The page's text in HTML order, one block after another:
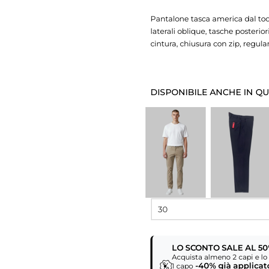
Pantalone tasca america dal
laterali oblique, tasche
cintura, chiusura con zip,
DISPONIBILE ANCHE IN
LO SCONTO SALE AL
Acquista almeno 2 capi e
1 capo -40% già